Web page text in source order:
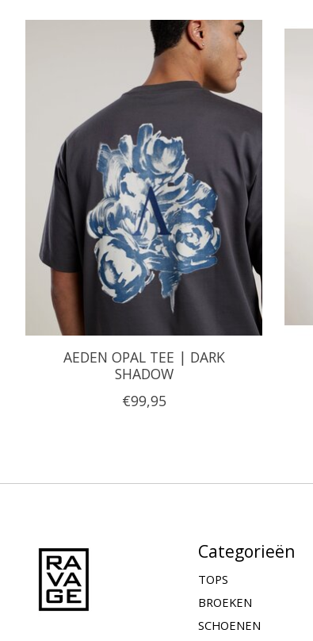
Items van productcarrousel
AEDEN OPAL TEE | DARK
SHADOW
€99,95
Categorieën
TOPS
BROEKEN
SCHOENEN